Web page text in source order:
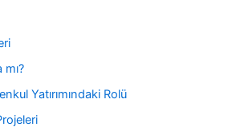
Yatırımındaki Rolü